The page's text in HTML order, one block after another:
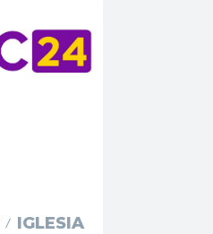
IGLESIA